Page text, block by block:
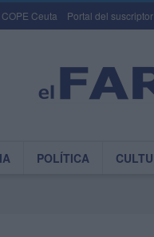
COPE Ceuta Portal del suscriptor
POLÍTICA